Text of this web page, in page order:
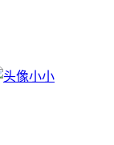
小小